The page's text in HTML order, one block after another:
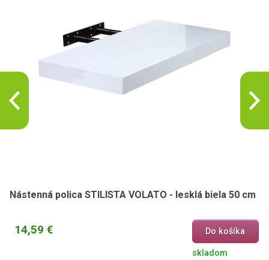
Nástenná polica STILISTA VOLATO - lesklá biela 50 cm
14,59 € Do košíka
skladom